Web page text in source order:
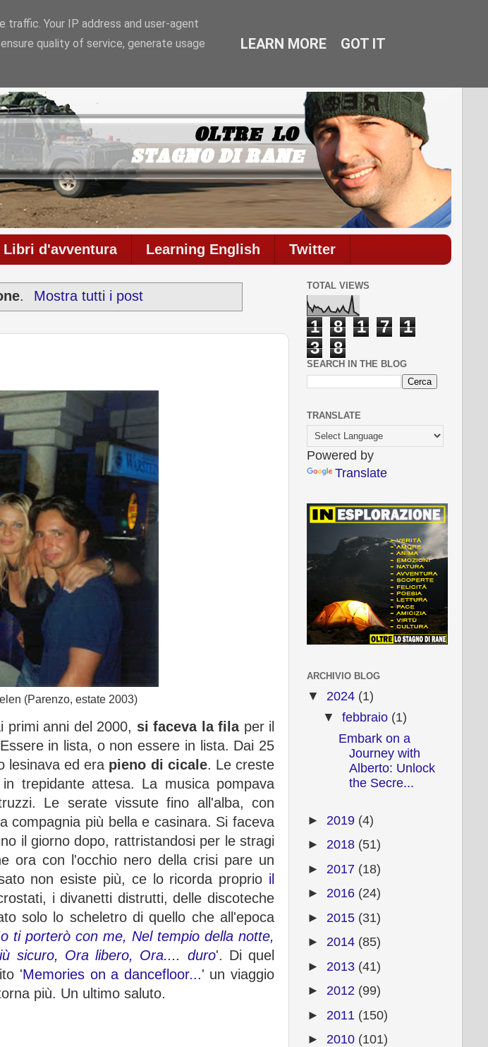
Libri d'avventura Learning English Twitter
. Mostra tutti i post
(Parenzo, estate 2003)
primi anni del 2000, si faceva la fila per il
in lista, o non essere in lista. Dai 25
lesinava ed era pieno di cicale. Le creste
trepidante attesa. La musica pompava
Le serate vissute fino all'alba, con
compagnia più bella e casinara. Si faceva
il giorno dopo, rattristandosi per le stragi
ora con l'occhio nero della crisi pare un
non esiste più, ce lo ricorda proprio il
i divanetti distrutti, delle discoteche
solo lo scheletro di quello che all'epoca
ti porterò con me, Nel tempio della notte,
sicuro, Ora libero, Ora.... duro'. Di quel
'Memories on a dancefloor...' un viaggio
più. Un ultimo saluto.
TOTAL VIEWS
1 8 1 7
1
3
8
SEARCH IN THE BLOG
TRANSLATE
Powered by
Translate
ARCHIVIO BLOG
▼ 2024 (1)
▼ febbraio (1)
Embark on a
Journey with
Alberto: Unlock
the Secre...
► 2019 (4)
► 2018 (51)
► 2017 (18)
► 2016 (24)
► 2015 (31)
► 2014 (85)
► 2013 (41)
► 2012 (99)
► 2011 (150)
► 2010 (101)
Your IP address and user-agent
quality of service, generate usage
LEARN MORE GOT IT